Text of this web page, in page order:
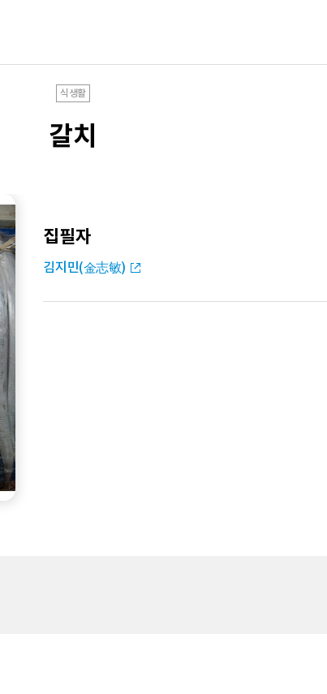
식생활
갈치
집필자
김지민(金志敏)